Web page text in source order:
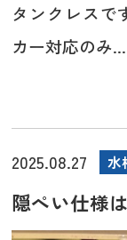
タンクレスで
カー対応のみ...
2025.08.27 水
隠ぺい仕様